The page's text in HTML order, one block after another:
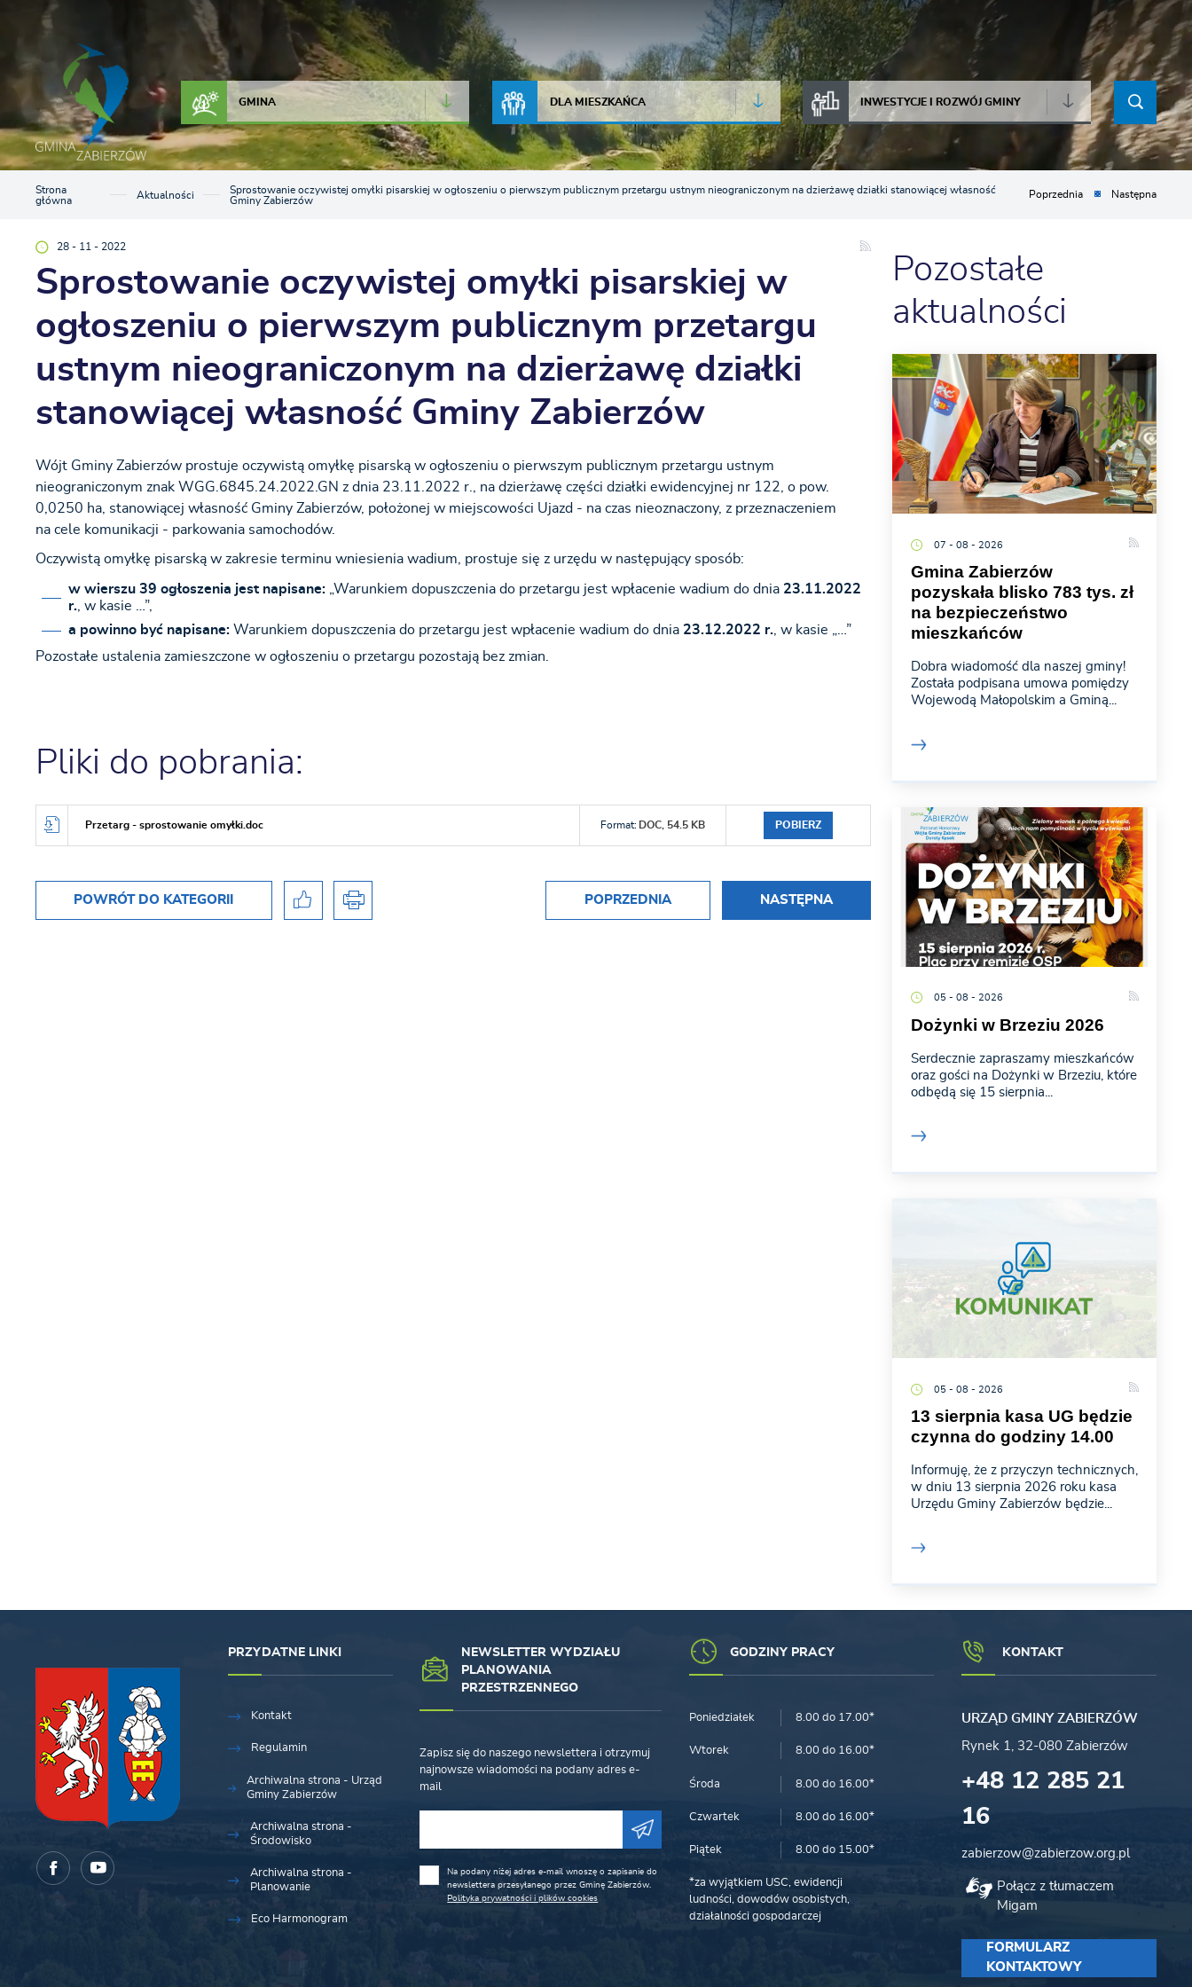
Przejdź do menu.
Przejdź do wyszukiwarki.
Przejdź do treści.
Przejdź do ustawień wielkości czcionki.
Włącz wersję kontrastową strony.
JAKOŚĆ POWIETRZA
GMINA DLA MIESZKAŃCA INWESTYCJE I ROZWÓJ GMINY
Strona
główna
Aktualności
Sprostowanie oczywistej omyłki pisarskiej w ogłoszeniu o pierwszym publicznym przetargu ustnym nieograniczonym na dzierżawę działki stanowiącej własność
Gminy Zabierzów
Poprzednia Następna
28 - 11 - 2022
Sprostowanie oczywistej omyłki pisarskiej w
ogłoszeniu o pierwszym publicznym przetargu
ustnym nieograniczonym na dzierżawę działki
stanowiącej własność Gminy Zabierzów
Wójt Gminy Zabierzów prostuje oczywistą omyłkę pisarską w ogłoszeniu o pierwszym publicznym przetargu ustnym
nieograniczonym znak WGG.6845.24.2022.GN z dnia 23.11.2022 r., na dzierżawę części działki ewidencyjnej nr 122, o pow.
0,0250 ha, stanowiącej własność Gminy Zabierzów, położonej w miejscowości Ujazd - na czas nieoznaczony, z przeznaczeniem
na cele komunikacji - parkowania samochodów.
Oczywistą omyłkę pisarską w zakresie terminu wniesienia wadium, prostuje się z urzędu w następujący sposób:
w wierszu 39 ogłoszenia jest napisane:„Warunkiem dopuszczenia do przetargu jest wpłacenie wadium do dnia 23.11.2022
r., w kasie …”,
a powinno być napisane:Warunkiem dopuszczenia do przetargu jest wpłacenie wadium do dnia 23.12.2022 r., w kasie „…”
Pozostałe ustalenia zamieszczone w ogłoszeniu o przetargu pozostają bez zmian.
Pliki do pobrania:
Przetarg - sprostowanie omyłki.doc Format: DOC, 54.5 KB POBIERZ
POWRÓT DO KATEGORII POPRZEDNIA NASTĘPNA
Pozostałe
aktualności
07 - 08 - 2026
Gmina Zabierzów
pozyskała blisko 783 tys. zł
na bezpieczeństwo
mieszkańców
Dobra wiadomość dla naszej gminy!
Została podpisana umowa pomiędzy
Wojewodą Małopolskim a Gminą...
05 - 08 - 2026
Dożynki w Brzeziu 2026
Serdecznie zapraszamy mieszkańców
oraz gości na Dożynki w Brzeziu, które
odbędą się 15 sierpnia...
05 - 08 - 2026
13 sierpnia kasa UG będzie
czynna do godziny 14.00
Informuję, że z przyczyn technicznych,
w dniu 13 sierpnia 2026 roku kasa
Urzędu Gminy Zabierzów będzie...
PRZYDATNE LINKI
Kontakt
Regulamin
Archiwalna strona - Urząd
Gminy Zabierzów
Archiwalna strona -
Środowisko
Archiwalna strona -
Planowanie
Eco Harmonogram
NEWSLETTER WYDZIAŁU
PLANOWANIA
PRZESTRZENNEGO
Zapisz się do naszego newslettera i otrzymuj
najnowsze wiadomości na podany adres e-
mail
Na podany niżej adres e-mail wnoszę o zapisanie do
newslettera przesyłanego przez Gminę Zabierzów.
Polityka prywatności i plików cookies
GODZINY PRACY
Poniedziałek 8.00 do 17.00*
Wtorek 8.00 do 16.00*
Środa 8.00 do 16.00*
Czwartek 8.00 do 16.00*
Piątek 8.00 do 15.00*
*za wyjątkiem USC, ewidencji
ludności, dowodów osobistych,
działalności gospodarczej
KONTAKT
URZĄD GMINY ZABIERZÓW
Rynek 1, 32-080 Zabierzów
+48 12 285 21
16
zabierzow@zabierzow.org.pl
Połącz z tłumaczem
Migam
FORMULARZ
KONTAKTOWY